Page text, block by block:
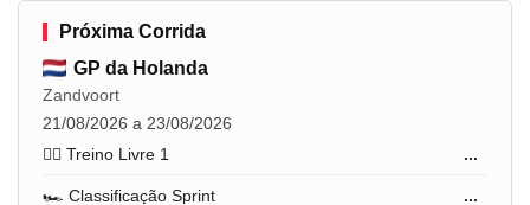
Próxima Corrida
GP da Holanda
Zandvoort
21/08/2026 a 23/08/2026
🏋️‍♂️ Treino Livre 1
...
🏎️ Classificação Sprint ...